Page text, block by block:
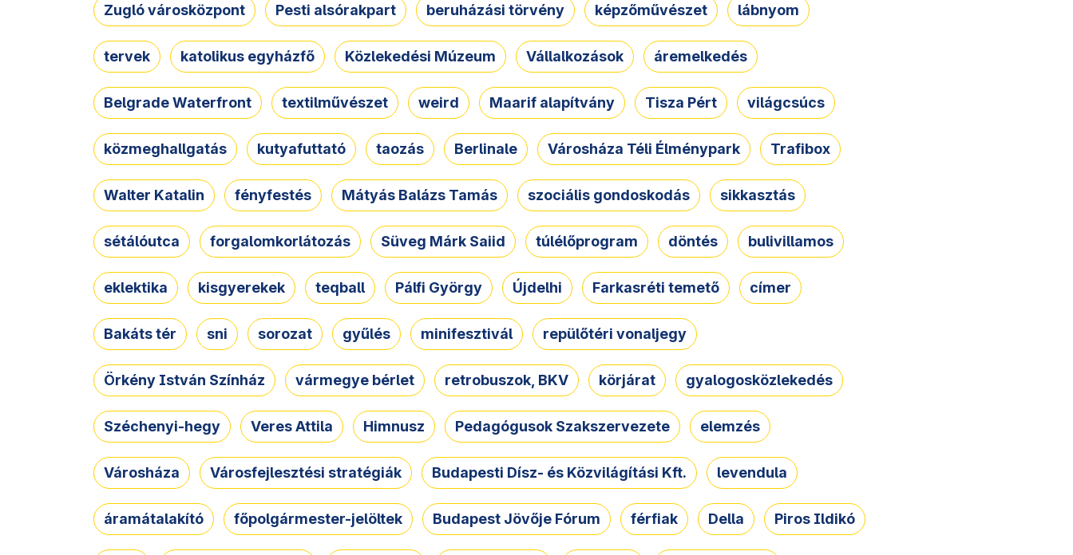
Zugló városközpont Pesti alsórakpart beruházási törvény képzőművészet lábnyom
tervek katolikus egyházfő Közlekedési Múzeum Vállalkozások áremelkedés
Belgrade Waterfront textilművészet weird Maarif alapítvány Tisza Pért világcsúcs
közmeghallgatás kutyafuttató taozás Berlinale Városháza Téli Élménypark Trafibox
Walter Katalin fényfestés Mátyás Balázs Tamás szociális gondoskodás sikkasztás
sétálóutca forgalomkorlátozás Süveg Márk Saiid túlélőprogram döntés bulivillamos
eklektika kisgyerekek teqball Pálfi György Újdelhi Farkasréti temető címer
Bakáts tér sni sorozat gyűlés minifesztivál repülőtéri vonaljegy
Örkény István Színház vármegye bérlet retrobuszok, BKV körjárat gyalogosközlekedés
Széchenyi-hegy Veres Attila Himnusz Pedagógusok Szakszervezete elemzés
Városháza Városfejlesztési stratégiák Budapesti Dísz- és Közvilágítási Kft. levendula
áramátalakító főpolgármester-jelöltek Budapest Jövője Fórum férfiak Della Piros Ildikó